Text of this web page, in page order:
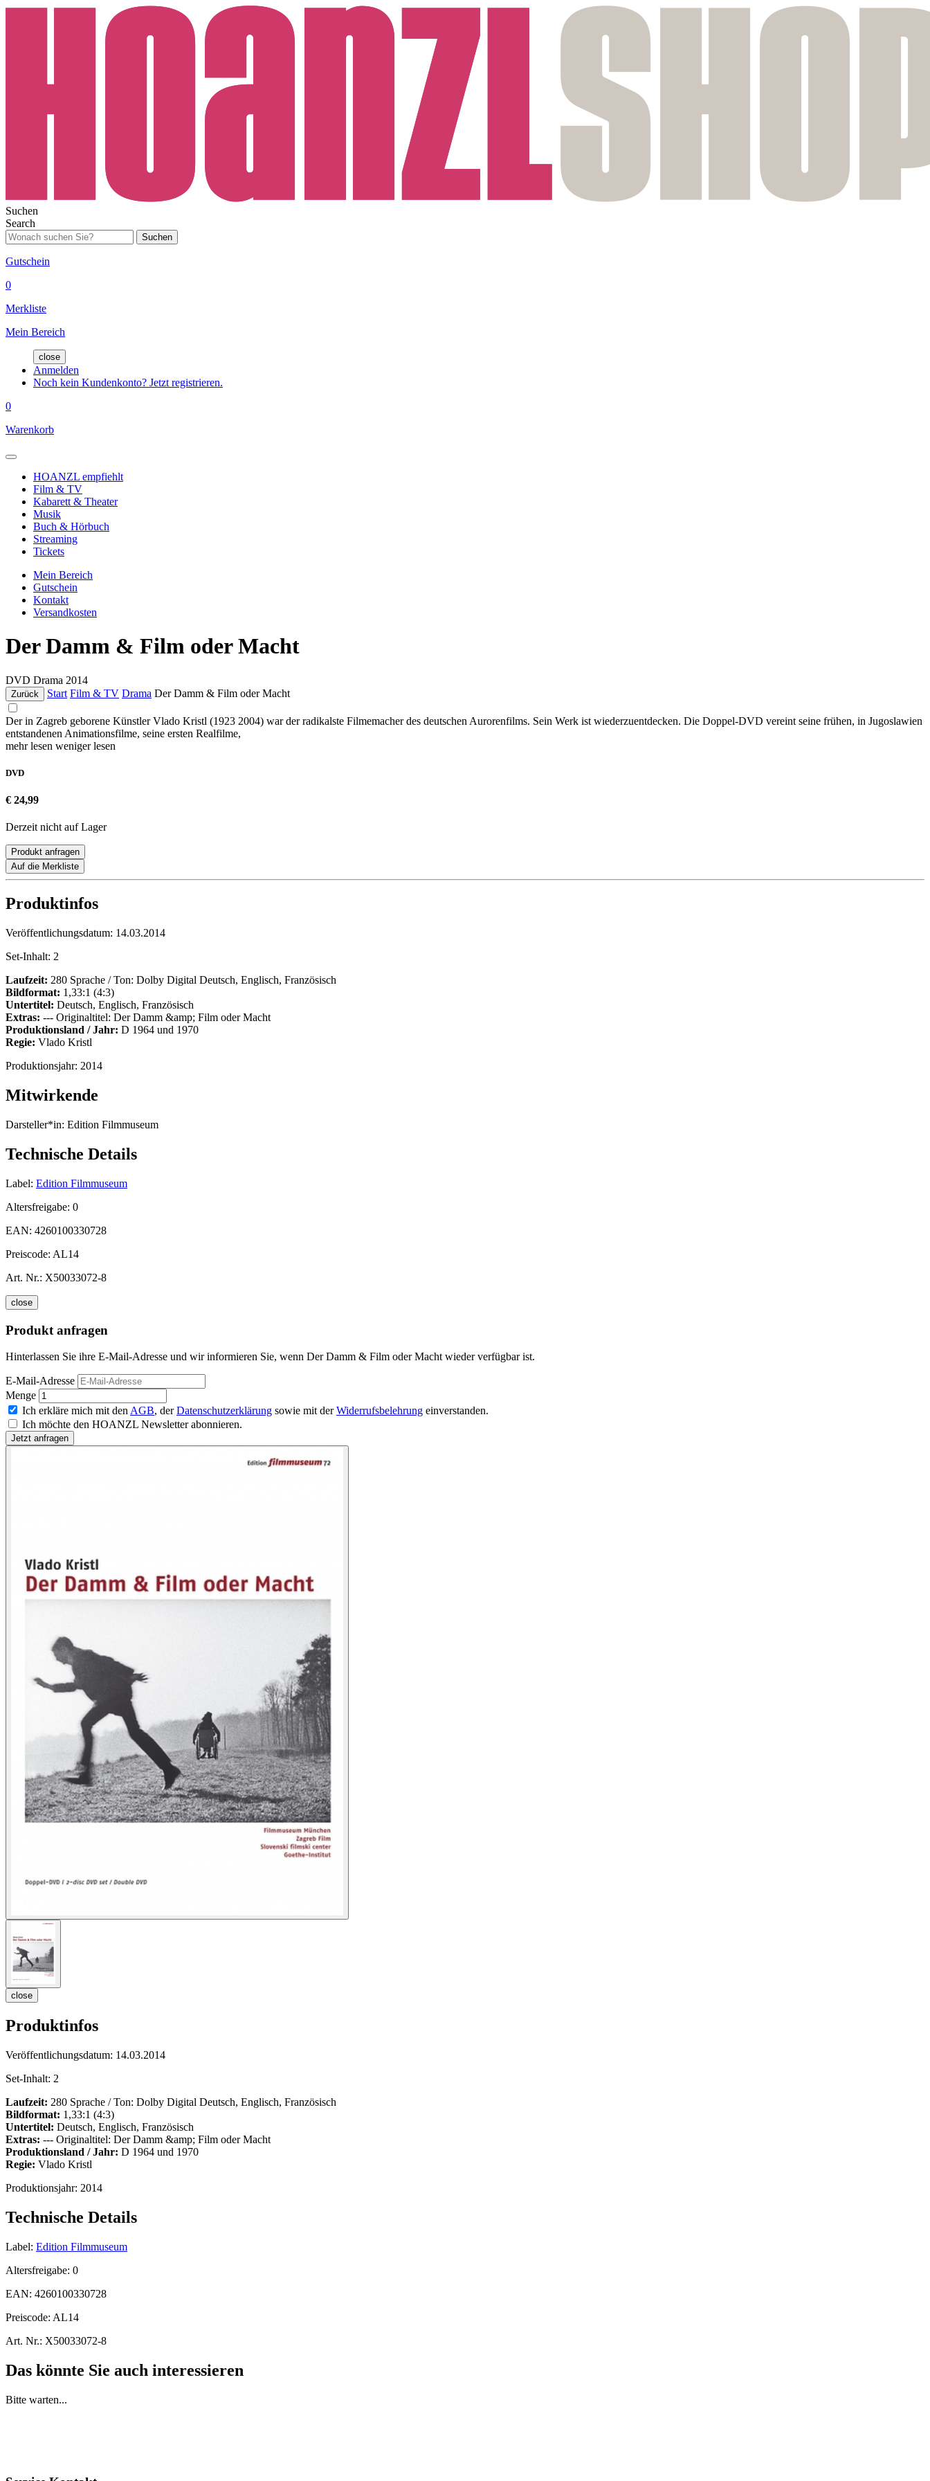
Suchen
Search
Suchen
Gutschein
0
Merkliste
Mein Bereich
close
Anmelden
Noch kein Kundenkonto? Jetzt registrieren.
0
Warenkorb
HOANZL empfiehlt
Film & TV
Kabarett & Theater
Musik
Buch & Hörbuch
Streaming
Tickets
Mein Bereich
Gutschein
Kontakt
Versandkosten
Der Damm & Film oder Macht
DVD Drama 2014
Zurück Start Film & TV Drama Der Damm & Film oder Macht
Der in Zagreb geborene Künstler Vlado Kristl (1923 2004) war der radikalste Filmemacher des deutschen Aurorenfilms. Sein Werk ist wiederzuentdecken. Die Doppel-DVD vereint seine frühen, in Jugoslawien
entstandenen Animationsfilme, seine ersten Realfilme,
mehr lesen weniger lesen
DVD
€ 24,99
Derzeit nicht auf Lager
Produkt anfragen
Auf die Merkliste
Produktinfos
Veröffentlichungsdatum: 14.03.2014
Set-Inhalt: 2
Laufzeit: 280 Sprache / Ton: Dolby Digital Deutsch, Englisch, Französisch
Bildformat: 1,33:1 (4:3)
Untertitel: Deutsch, Englisch, Französisch
Extras: --- Originaltitel: Der Damm &amp; Film oder Macht
Produktionsland / Jahr: D 1964 und 1970
Regie: Vlado Kristl
Produktionsjahr: 2014
Mitwirkende
Darsteller*in: Edition Filmmuseum
Technische Details
Label: Edition Filmmuseum
Altersfreigabe: 0
EAN: 4260100330728
Preiscode: AL14
Art. Nr.: X50033072-8
close
Produkt anfragen
Hinterlassen Sie ihre E-Mail-Adresse und wir informieren Sie, wenn Der Damm & Film oder Macht wieder verfügbar ist.
E-Mail-Adresse
Menge
Ich erkläre mich mit den AGB, derDatenschutzerklärung sowie mit derWiderrufsbelehrung einverstanden.
Ich möchte den HOANZL Newsletter abonnieren.
close
Produktinfos
Veröffentlichungsdatum: 14.03.2014
Set-Inhalt: 2
Laufzeit: 280 Sprache / Ton: Dolby Digital Deutsch, Englisch, Französisch
Bildformat: 1,33:1 (4:3)
Untertitel: Deutsch, Englisch, Französisch
Extras: --- Originaltitel: Der Damm &amp; Film oder Macht
Produktionsland / Jahr: D 1964 und 1970
Regie: Vlado Kristl
Produktionsjahr: 2014
Technische Details
Label: Edition Filmmuseum
Altersfreigabe: 0
EAN: 4260100330728
Preiscode: AL14
Art. Nr.: X50033072-8
Das könnte Sie auch interessieren
Bitte warten...